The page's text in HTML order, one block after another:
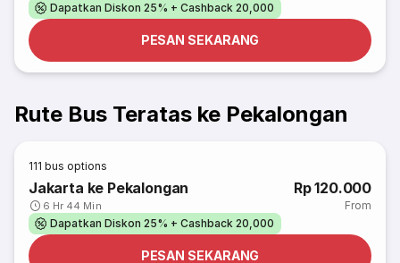
Dapatkan Diskon 25% + Cashback 20,000
PESAN SEKARANG
Rute Bus Teratas ke Pekalongan
111 bus options
Jakarta ke Pekalongan
6 Hr 44 Min
Rp 120.000
From
Dapatkan Diskon 25% + Cashback 20,000
PESAN SEKARANG